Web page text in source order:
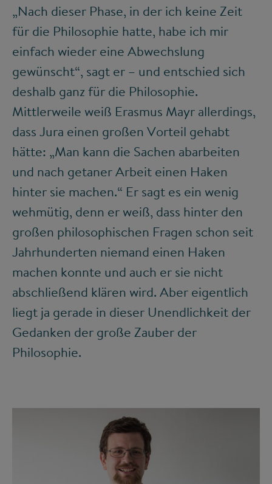
„Nach dieser Phase, in der ich keine Zeit
für die Philosophie hatte, habe ich mir
einfach wieder eine Abwechslung
gewünscht“, sagt er – und entschied sich
deshalb ganz für die Philosophie.
Mittlerweile weiß Erasmus Mayr allerdings,
dass Jura einen großen Vorteil gehabt
hätte: „Man kann die Sachen abarbeiten
und nach getaner Arbeit einen Haken
hinter sie machen.“ Er sagt es ein wenig
wehmütig, denn er weiß, dass hinter den
großen philosophischen Fragen schon seit
Jahrhunderten niemand einen Haken
machen konnte und auch er sie nicht
abschließend klären wird. Aber eigentlich
liegt ja gerade in dieser Unendlichkeit der
Gedanken der große Zauber der
Philosophie.